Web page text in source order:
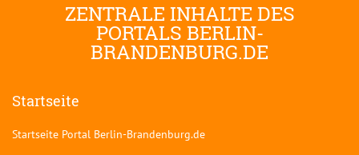
ZENTRALE INHALTE DES
PORTALS BERLIN-
BRANDENBURG.DE
Startseite
Startseite Portal Berlin-Brandenburg.de